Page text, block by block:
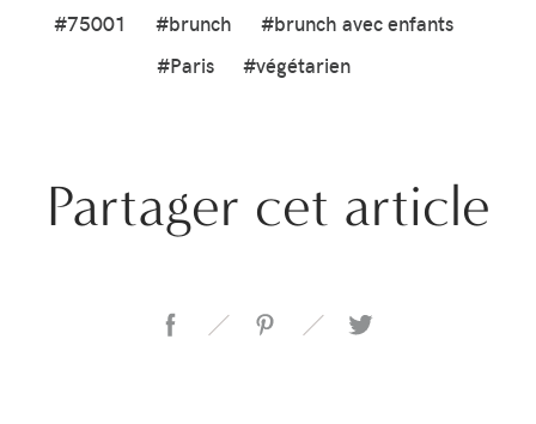
#75001 #brunch
#brunch avec enfants
#Paris
#végétarien
Partager cet article